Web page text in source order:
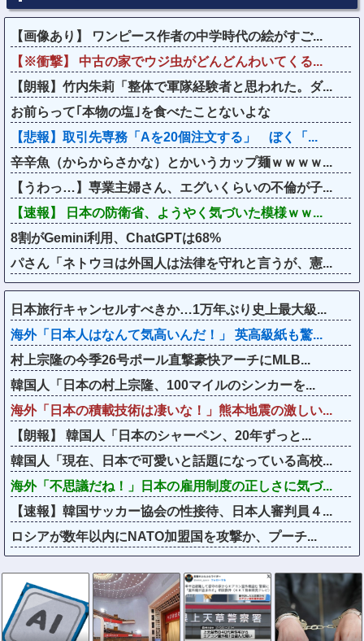
【画像あり】 ワンピース作者の中学時代の絵がすご...
【※衝撃】 中古の家でウジ虫がどんどんわいてくる...
【朗報】竹内朱莉「整体で軍隊経験者と思われた。ダ...
お前らって｢本物の塩｣を食べたことないよな
【悲報】取引先専務「Aを20個注文する」 ぼく「...
辛辛魚（からからさかな）とかいうカップ麺ｗｗｗｗ...
【うわっ…】専業主婦さん、エグいくらいの不倫が子...
【速報】 日本の防衛省、ようやく気づいた模様ｗｗ...
8割がGemini利用、ChatGPTは68%
パさん「ネトウヨは外国人は法律を守れと言うが、憲...
日本旅行キャンセルすべきか…1万年ぶり史上最大級...
海外「日本人はなんて気高いんだ！」 英高級紙も驚...
村上宗隆の今季26号ポール直撃豪快アーチにMLB...
韓国人「日本の村上宗隆、100マイルのシンカーを...
海外「日本の積載技術は凄いな！」熊本地震の激しい...
【朗報】 韓国人「日本のシャーペン、20年ずっと...
韓国人「現在、日本で可愛いと話題になっている高校...
海外「不思議だね！」日本の雇用制度の正しさに気づ...
【速報】韓国サッカー協会の性接待、日本人審判員４...
ロシアが数年以内にNATO加盟国を攻撃か、プーチ...